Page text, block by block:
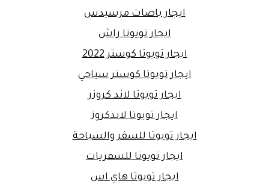
ايجار باصات مرسيدس
ايجار تويوتا راش
ايجار تويوتا كوستر 2022
ايجار تويوتا كوستر سياحي
ايجار تويوتا لاند كروزر
ايجار تويوتا لاندكروز
ايجار تويوتا للسفر والسياحة
ايجار تويوتا للسفريات
ايجار تويوتا هاي اس